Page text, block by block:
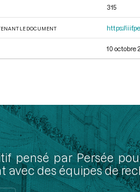
315
LE DOCUMENT https://
10 octobre
pensé par Persée
avec des équipes de